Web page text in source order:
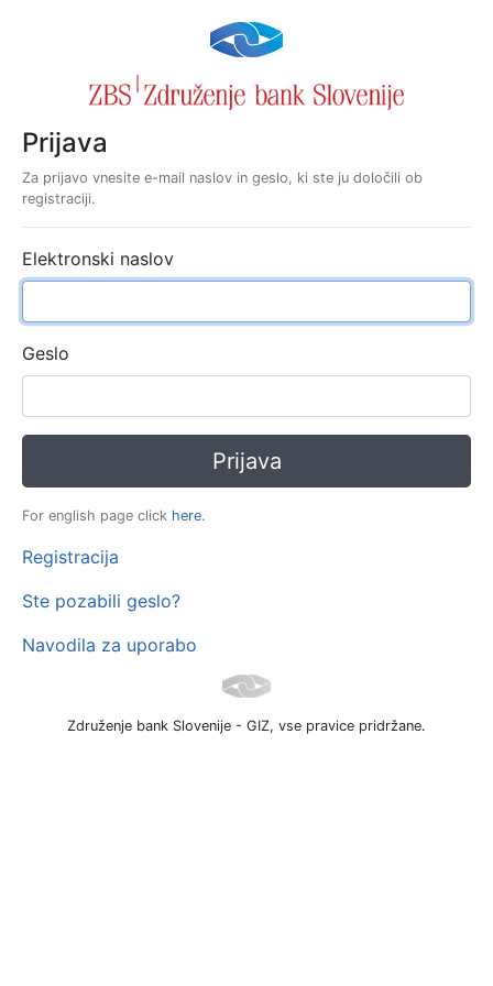
Prijava
Za prijavo vnesite e-mail naslov in geslo, ki ste ju določili ob
registraciji.
Elektronski naslov
Geslo
For english page click here.
Registracija
Ste pozabili geslo?
Navodila za uporabo
Združenje bank Slovenije - GIZ, vse pravice pridržane.